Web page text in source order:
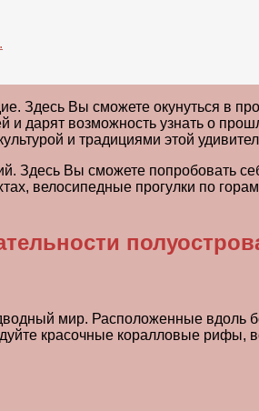
Здесь Вы сможете окунуться в
дарят возможность узнать о
и традициями этой
Здесь Вы сможете попробовать
велосипедные прогулки по
мир. Расположенные вдоль
красочные коралловые рифы,